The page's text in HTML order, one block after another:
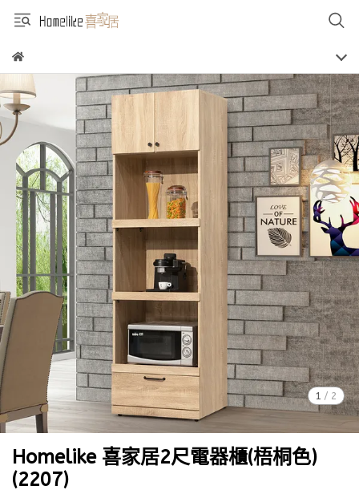
1 / 2
Homelike 喜家居2尺電器櫃(梧桐色)
(2207)